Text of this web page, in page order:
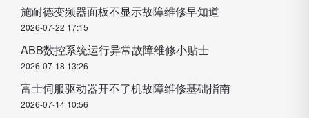
施耐德变频器面板不显示故障维修早知道
2026-07-22 17:15
ABB数控系统运行异常故障维修小贴士
2026-07-18 13:26
富士伺服驱动器开不了机故障维修基础指南
2026-07-14 10:56